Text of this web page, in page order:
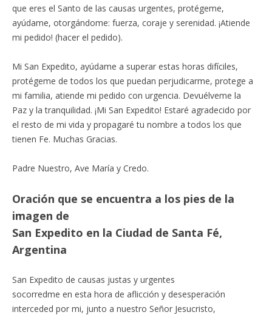
que eres el Santo de las causas urgentes, protégeme,
ayúdame, otorgándome: fuerza, coraje y serenidad. ¡Atiende
mi pedido! (hacer el pedido).
Mi San Expedito, ayúdame a superar estas horas difíciles,
protégeme de todos los que puedan perjudicarme, protege a
mi familia, atiende mi pedido con urgencia. Devuélveme la
Paz y la tranquilidad. ¡Mi San Expedito! Estaré agradecido por
el resto de mi vida y propagaré tu nombre a todos los que
tienen Fe. Muchas Gracias.
Padre Nuestro, Ave María y Credo.
Oración que se encuentra a los pies de la
imagen de
San Expedito en la Ciudad de Santa Fé,
Argentina
San Expedito de causas justas y urgentes
socorredme en esta hora de aflicción y desesperación
interceded por mi, junto a nuestro Señor Jesucristo,